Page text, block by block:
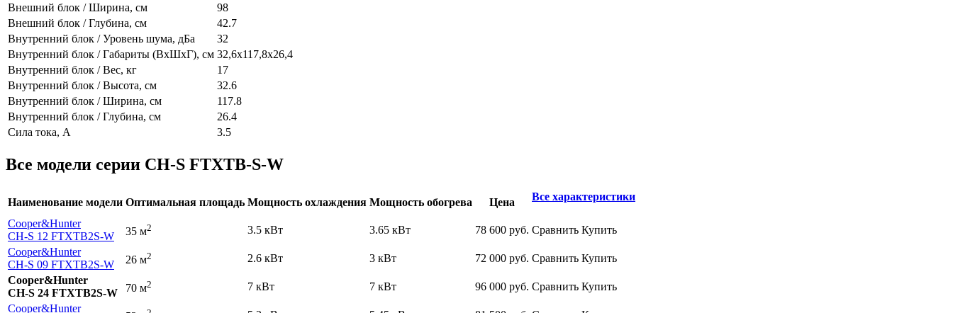
Внешний блок / Ширина, см
98
Внешний блок / Глубина, см
42.7
Внутренний блок / Уровень шума, дБа
32
Внутренний блок / Габариты (ВхШхГ), см 32,6х117,8х26,4
Внутренний блок / Вес, кг
17
Внутренний блок / Высота, см
32.6
Внутренний блок / Ширина, см
117.8
Внутренний блок / Глубина, см
26.4
Сила тока, А
3.5
Все модели серии CH-S FTXTB-S-W
Наименование модели Оптимальная площадь Мощность охлаждения Мощность обогрева Цена Все характеристики
Cooper&Hunter
CH-S 12 FTXTB2S-W
35 м2 3.5 кВт 3.65 кВт 78 600 руб. Сравнить Купить
Cooper&Hunter
CH-S 09 FTXTB2S-W
26 м2 2.6 кВт 3 кВт 72 000 руб. Сравнить Купить
Cooper&Hunter
CH-S 24 FTXTB2S-W
70 м2 7 кВт 7 кВт 96 000 руб. Сравнить Купить
Cooper&Hunter